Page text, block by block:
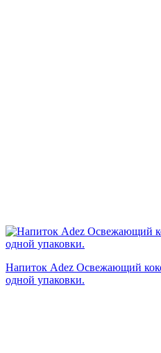
Напиток Adez Освежающий
одной упаковки.